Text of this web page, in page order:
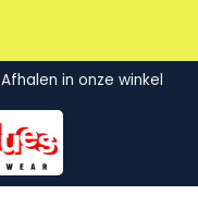
Afhalen in onze winkel